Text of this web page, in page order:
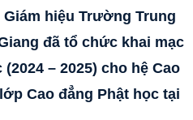
Giám hiệu Trường Trung
đã tổ chức khai mạc
– 2025) cho hệ Cao
Cao đẳng Phật học tại